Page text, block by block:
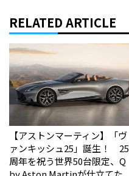
RELATED ARTICLE
【アストンマーティン】「ヴ
ァンキッシュ25」誕生！ 25
周年を祝う世界50台限定、Q